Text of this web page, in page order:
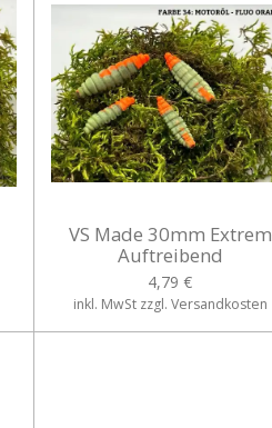
VS Made 30mm Extrem
Auftreibend
4,79 €
inkl. MwSt zzgl. Versandkosten